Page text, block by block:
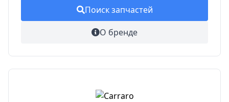
Поиск запчастей
О бренде